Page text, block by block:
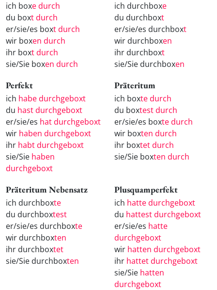
ich boxe durch
du boxt durch
er/sie/es boxt durch
wir boxen durch
ihr boxt durch
sie/Sie boxen durch
ich durchboxe
du durchboxt
er/sie/es durchboxt
wir durchboxen
ihr durchboxt
sie/Sie durchboxen
Perfekt
ich habe durchgeboxt
du hast durchgeboxt
er/sie/es hat durchgeboxt
wir haben durchgeboxt
ihr habt durchgeboxt
sie/Sie haben
durchgeboxt
Präteritum
ich boxte durch
du boxtest durch
er/sie/es boxte durch
wir boxten durch
ihr boxtet durch
sie/Sie boxten durch
Präteritum Nebensatz
ich durchboxte
du durchboxtest
er/sie/es durchboxte
wir durchboxten
ihr durchboxtet
sie/Sie durchboxten
Plusquamperfekt
ich hatte durchgeboxt
du hattest durchgeboxt
er/sie/es hatte
durchgeboxt
wir hatten durchgeboxt
ihr hattet durchgeboxt
sie/Sie hatten
durchgeboxt